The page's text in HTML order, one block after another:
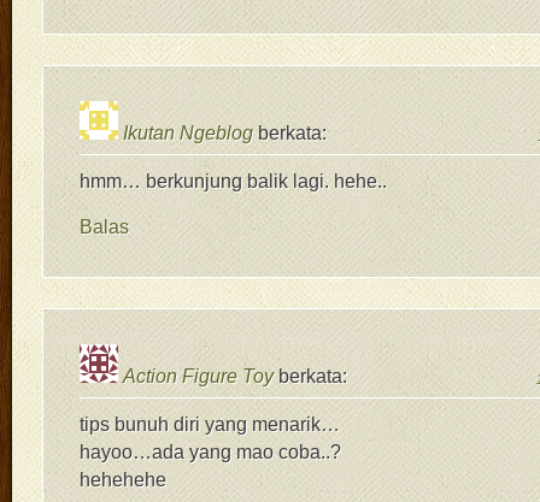
Ikutan Ngeblog berkata:
hmm… berkunjung balik lagi. hehe..
Balas
Action Figure Toy berkata:
tips bunuh diri yang menarik…
hayoo…ada yang mao coba..?
hehehehe